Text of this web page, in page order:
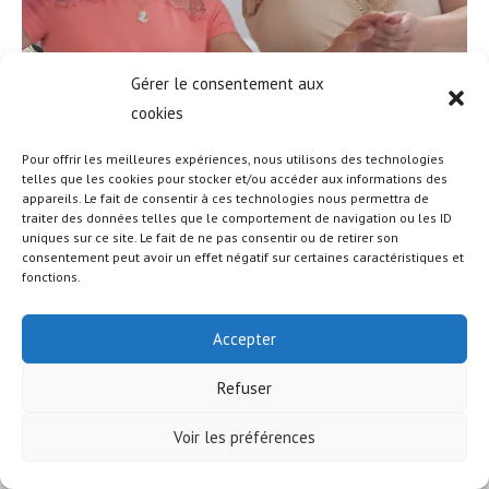
Gérer le consentement aux
cookies
Pour offrir les meilleures expériences, nous utilisons des technologies
telles que les cookies pour stocker et/ou accéder aux informations des
appareils. Le fait de consentir à ces technologies nous permettra de
traiter des données telles que le comportement de navigation ou les ID
uniques sur ce site. Le fait de ne pas consentir ou de retirer son
consentement peut avoir un effet négatif sur certaines caractéristiques et
fonctions.
Accepter
Refuser
Voir les préférences
© COPYRIGHT - OCEANWP THEME BY NICK